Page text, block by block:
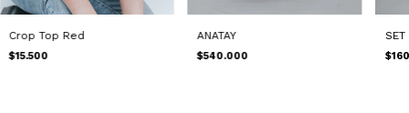
Crop Top Red
$15.500
ANATAY
$540.000
SET